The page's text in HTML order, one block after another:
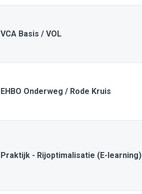
VCA Basis / VOL
EHBO Onderweg / Rode Kruis
Praktijk - Rijoptimalisatie (E-learning)